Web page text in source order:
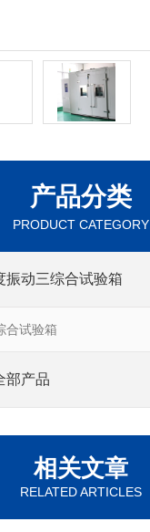
产品分类
PRODUCT CATEGORY
振动三综合试验箱
合试验箱
部产品
相关文章
RELATED ARTICLES